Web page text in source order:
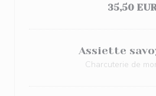
35,50
Assiette
Charcuterie de